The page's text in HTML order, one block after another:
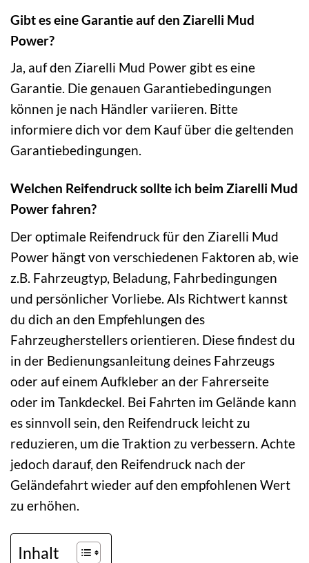
Gibt es eine Garantie auf den Ziarelli Mud
Power?
Ja, auf den Ziarelli Mud Power gibt es eine
Garantie. Die genauen Garantiebedingungen
können je nach Händler variieren. Bitte
informiere dich vor dem Kauf über die geltenden
Garantiebedingungen.
Welchen Reifendruck sollte ich beim Ziarelli Mud
Power fahren?
Der optimale Reifendruck für den Ziarelli Mud
Power hängt von verschiedenen Faktoren ab, wie
z.B. Fahrzeugtyp, Beladung, Fahrbedingungen
und persönlicher Vorliebe. Als Richtwert kannst
du dich an den Empfehlungen des
Fahrzeugherstellers orientieren. Diese findest du
in der Bedienungsanleitung deines Fahrzeugs
oder auf einem Aufkleber an der Fahrerseite
oder im Tankdeckel. Bei Fahrten im Gelände kann
es sinnvoll sein, den Reifendruck leicht zu
reduzieren, um die Traktion zu verbessern. Achte
jedoch darauf, den Reifendruck nach der
Geländefahrt wieder auf den empfohlenen Wert
zu erhöhen.
Inhalt